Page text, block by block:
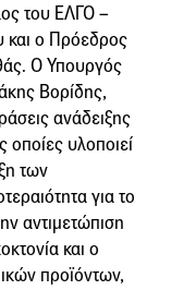
του ΕΛΓΟ –
ο Πρόεδρος
Ο Υπουργός
Βορίδης,
ανάδειξης
οποίες υλοποιεί
των
για το
αντιμετώπιση
και ο
προϊόντων,